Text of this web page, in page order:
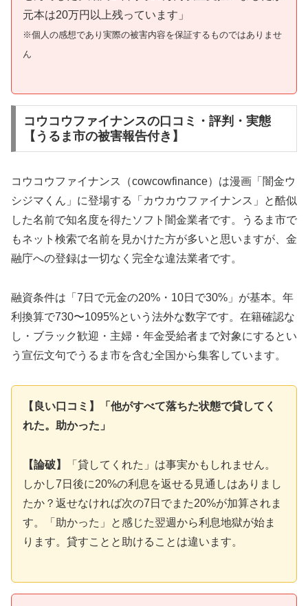
元本は20万円以上残っています」
※個人の感想であり実際の被害内容を保証するものではありませ
ん
コウコウファイナンスの口コミ・評判・実態
【うるま市の被害報告付き】
コウコウファイナンス（cowcowfinance）は漫画「闇金ウ
シジマくん」に登場する「カウカウファイナンス」と酷似
した名前で知名度を得たソフト闇金業者です。うるま市で
もネット検索で名前を見かけた方が多いと思いますが、金
融庁への登録は一切なく完全な違法業者です。
融資条件は「7日で元金の20%・10日で30%」が基本。年
利換算で730〜1095%という法外な数字です。在籍確認な
し・ブラック歓迎・主婦・年金受給者まで対象にするとい
う宣伝文句でうるま市を含む全国から集客しています。
【良い口コミ】「他がすべて落ちた状態で貸してく
れた。助かった」
【論破】
「貸してくれた」は事実かもしれません。
しかし7日後に20%の利息を返せる見通しはありまし
たか？返せなければ次の7日でまた20%が加算されま
す。「助かった」と感じた翌週から利息地獄が始ま
ります。貸すことと助けることは違います。